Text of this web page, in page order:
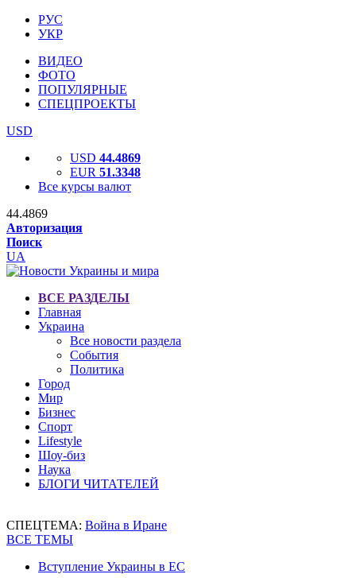
РУС
УКР
ВИДЕО
ФОТО
ПОПУЛЯРНЫЕ
СПЕЦПРОЕКТЫ
USD
USD 44.4869
EUR 51.3348
Все курсы валют
44.4869
Авторизация
Поиск
UA
ВСЕ РАЗДЕЛЫ
Главная
Украина
Все новости раздела
События
Политика
Город
Мир
Бизнес
Спорт
Lifestyle
Шоу-биз
Наука
БЛОГИ ЧИТАТЕЛЕЙ
СПЕЦТЕМА: Война в Иране
ВСЕ ТЕМЫ
Вступление Украины в ЕС